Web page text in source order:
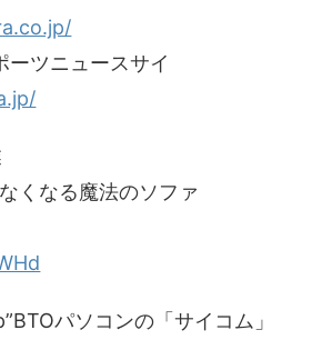
ーツニュースサイ
くなる魔法のソファ
パソコンの「サイコム」